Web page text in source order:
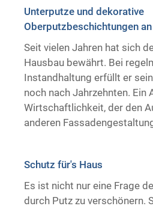
Unterputze und dekorative
Oberputzbeschichtungen
Seit vielen Jahren hat sich
Hausbau bewährt. Bei
Instandhaltung erfüllt er
noch nach Jahrzehnten. Ein
Wirtschaftlichkeit, der den
anderen
Schutz für's Haus
Es ist nicht nur eine Frage
durch Putz zu verschönern.